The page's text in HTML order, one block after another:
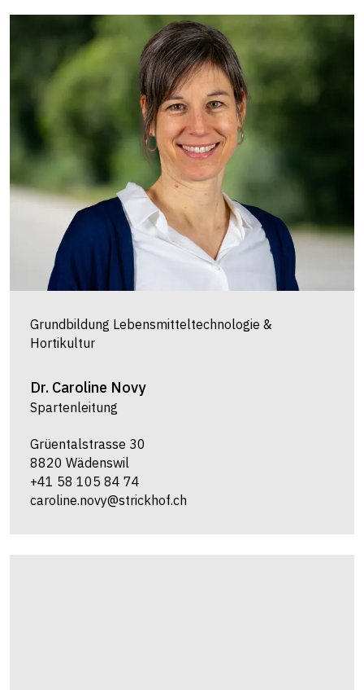
Grundbildung Lebensmitteltechnologie &
Hortikultur
Dr. Caroline Novy
Spartenleitung
Grüentalstrasse 30
8820 Wädenswil
+41 58 105 84 74
caroline.novy@strickhof.ch